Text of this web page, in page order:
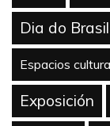
Dia do
Espacios
Exposición